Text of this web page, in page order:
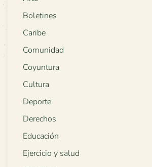
Boletines
Caribe
Comunidad
Coyuntura
Cultura
Deporte
Derechos
Educación
Ejercicio y salud